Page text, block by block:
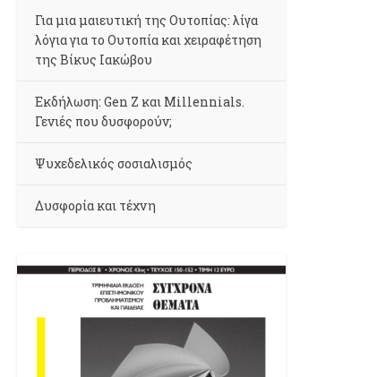
Για μια μαιευτική της Ουτοπίας: λίγα
λόγια για το Ουτοπία και χειραφέτηση
της Βίκυς Ιακώβου
Εκδήλωση: Gen Z και Millennials.
Γενιές που δυσφορούν;
Ψυχεδελικός σοσιαλισμός
Δυσφορία και τέχνη